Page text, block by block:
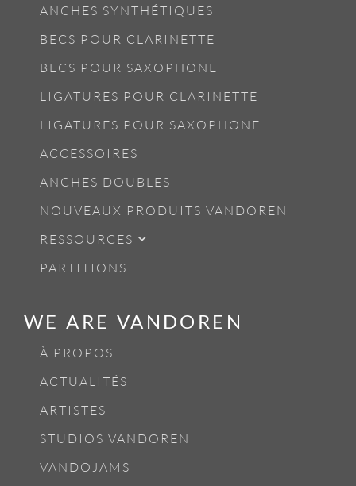
ANCHES SYNTHÉTIQUES
BECS POUR CLARINETTE
BECS POUR SAXOPHONE
LIGATURES POUR CLARINETTE
LIGATURES POUR SAXOPHONE
ACCESSOIRES
ANCHES DOUBLES
NOUVEAUX PRODUITS VANDOREN
RESSOURCES
PARTITIONS
WE ARE VANDOREN
À PROPOS
ACTUALITÉS
ARTISTES
STUDIOS VANDOREN
VANDOJAMS